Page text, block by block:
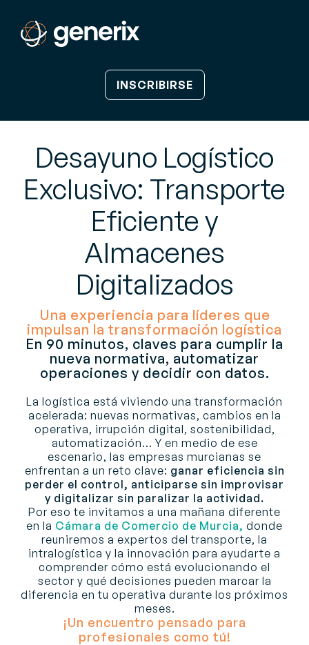
INSCRIBIRSE
Desayuno Logístico
Exclusivo: Transporte
Eficiente y
Almacenes
Digitalizados
Una experiencia para líderes que
impulsan la transformación logística
En 90 minutos, claves para cumplir la
nueva normativa, automatizar
operaciones y decidir con datos.
La logística está viviendo una transformación
acelerada: nuevas normativas, cambios en la
operativa, irrupción digital, sostenibilidad,
automatización… Y en medio de ese
escenario, las empresas murcianas se
enfrentan a un reto clave: ganar eficiencia sin
perder el control, anticiparse sin improvisar
y digitalizar sin paralizar la actividad.
Por eso te invitamos a una mañana diferente
en la Cámara de Comercio de Murcia, donde
reuniremos a expertos del transporte, la
intralogística y la innovación para ayudarte a
comprender cómo está evolucionando el
sector y qué decisiones pueden marcar la
diferencia en tu operativa durante los próximos
meses.
¡Un encuentro pensado para
profesionales como tú!